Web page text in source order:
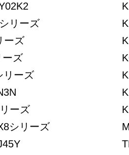
リーズ
ーズ
ーズ
リーズ
ーズ
シリーズ